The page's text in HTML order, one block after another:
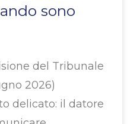
sono
del Tribunale
2026)
delicato: il datore